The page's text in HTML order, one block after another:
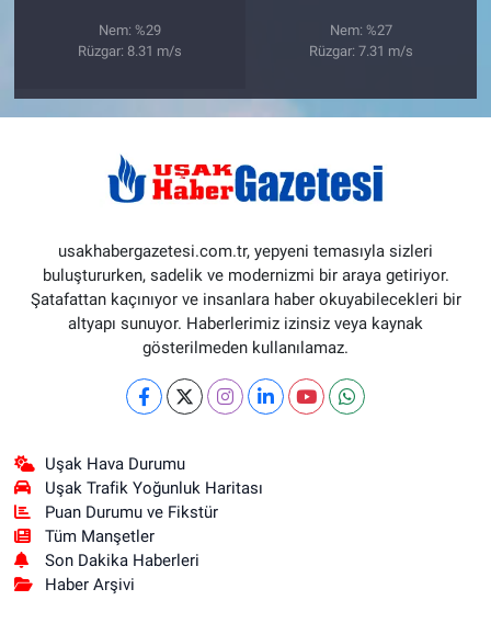
Nem: %29
Rüzgar: 8.31 m/s
Nem: %27
Rüzgar: 7.31 m/s
usakhabergazetesi.com.tr, yepyeni temasıyla sizleri
buluştururken, sadelik ve modernizmi bir araya getiriyor.
Şatafattan kaçınıyor ve insanlara haber okuyabilecekleri bir
altyapı sunuyor. Haberlerimiz izinsiz veya kaynak
gösterilmeden kullanılamaz.
Uşak Hava Durumu
Uşak Trafik Yoğunluk Haritası
Puan Durumu ve Fikstür
Tüm Manşetler
Son Dakika Haberleri
Haber Arşivi